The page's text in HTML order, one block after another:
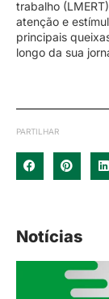
trabalho
atenção e
principais
longo da sua
PARTILHAR
Notícias